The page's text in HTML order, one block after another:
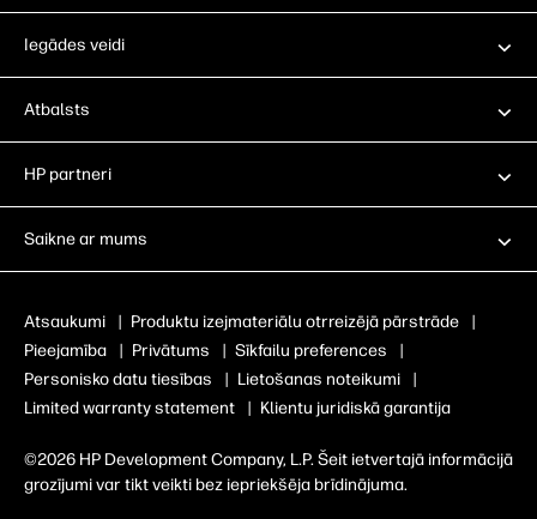
Iegādes veidi
Atbalsts
HP partneri
Saikne ar mums
Atsaukumi | Produktu izejmateriālu otrreizējā pārstrāde
|
Pieejamība
| Privātums | Sīkfailu preferences
|
Personisko datu tiesības
| Lietošanas noteikumi
|
Limited warranty statement
| Klientu juridiskā garantija
©2026 HP Development Company, L.P. Šeit ietvertajā informācijā
grozījumi var tikt veikti bez iepriekšēja brīdinājuma.